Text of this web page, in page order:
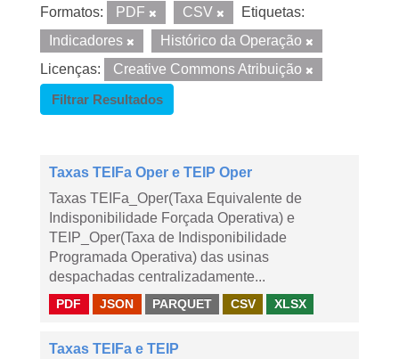
Formatos: PDF CSV
Etiquetas:
Indicadores
Histórico da Operação
Licenças:
Creative Commons Atribuição
Filtrar Resultados
Taxas TEIFa Oper e TEIP Oper
Taxas TEIFa_Oper(Taxa Equivalente de
Indisponibilidade Forçada Operativa) e
TEIP_Oper(Taxa de Indisponibilidade
Programada Operativa) das usinas
despachadas centralizadamente...
PDF JSON PARQUET CSV XLSX
Taxas TEIFa e TEIP